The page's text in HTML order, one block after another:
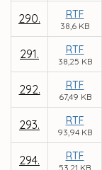
290. RTF
38,6 KB
291. RTF
38,25 KB
292. RTF
67,49 KB
293. RTF
93,94 KB
294. RTF
53,21 KB